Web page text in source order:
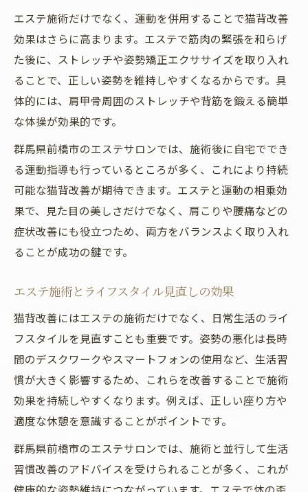
エステ施術だけでなく、運動を併用することで猫背改善
効果はさらに高まります。エステで筋肉の緊張を和らげ
た後に、ストレッチや姿勢矯正エクササイズを取り入れ
ることで、正しい姿勢を維持しやすくなるからです。具
体的には、肩甲骨周囲のストレッチや背筋を鍛える簡単
な体操が効果的です。
群馬県前橋市のエステサロンでは、施術後に自宅ででき
る運動指導も行っているところが多く、これにより持続
可能な猫背改善が期待できます。エステと運動の相乗効
果で、見た目の美しさだけでなく、肩こりや腰痛などの
症状改善にも役立つため、両方をバランスよく取り入れ
ることが成功の鍵です。
エステ施術とライフスタイル見直しの効果
猫背改善にはエステの施術だけでなく、日常生活のライ
フスタイルを見直すことも重要です。姿勢の悪化は長時
間のデスクワークやスマートフォンの使用など、生活習
慣が大きく影響するため、これらを改善することで施術
効果を持続しやすくなります。例えば、正しい座り方や
適度な休憩を意識することがポイントです。
群馬県前橋市のエステサロンでは、施術と並行して生活
習慣改善のアドバイスを受けられることが多く、これが